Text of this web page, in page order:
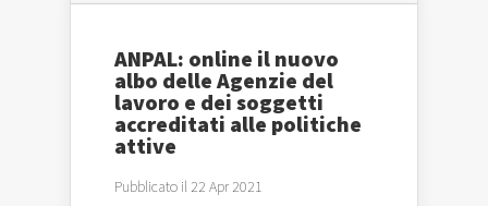
ANPAL: online il nuovo
albo delle Agenzie del
lavoro e dei soggetti
accreditati alle politiche
attive
Pubblicato il 22 Apr 2021